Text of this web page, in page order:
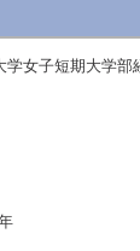
女子短期大学部